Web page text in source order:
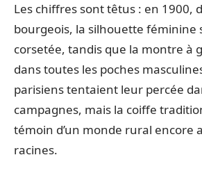
Les chiffres sont têtus : en 1900,
bourgeois, la silhouette féminine
corsetée, tandis que la montre à
dans toutes les poches
parisiens tentaient leur percée
campagnes, mais la coiffe
témoin d’un monde rural encore
racines.